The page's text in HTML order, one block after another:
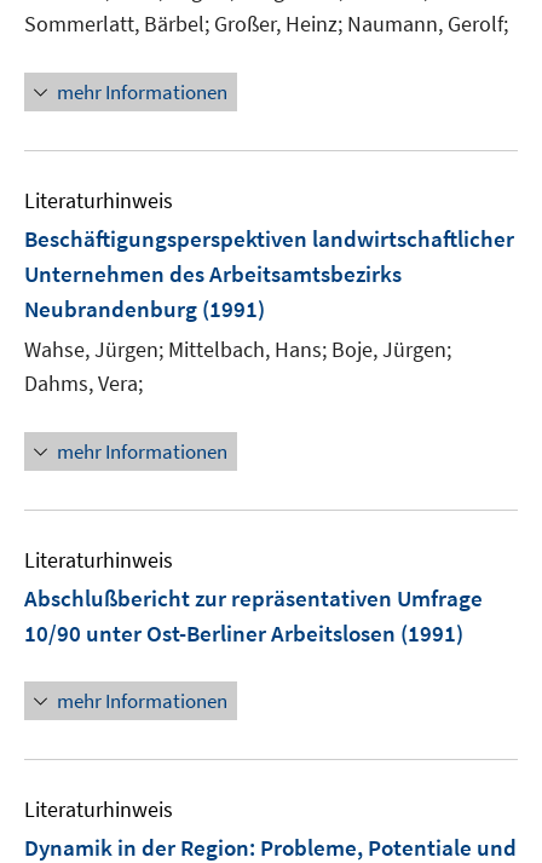
Sommerlatt, Bärbel; Großer, Heinz; Naumann, Gerolf;
mehr Informationen
Literaturhinweis
Beschäftigungsperspektiven landwirtschaftlicher
Unternehmen des Arbeitsamtsbezirks
Neubrandenburg (1991)
Wahse, Jürgen; Mittelbach, Hans; Boje, Jürgen;
Dahms, Vera;
mehr Informationen
Literaturhinweis
Abschlußbericht zur repräsentativen Umfrage
10/90 unter Ost-Berliner Arbeitslosen (1991)
mehr Informationen
Literaturhinweis
Dynamik in der Region: Probleme, Potentiale und